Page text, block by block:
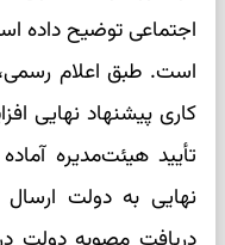
اجتماعی توضیح داده
است. طبق اعلام
کاری پیشنهاد نهایی
تأیید هیئت‌مدیره
نهایی به دولت